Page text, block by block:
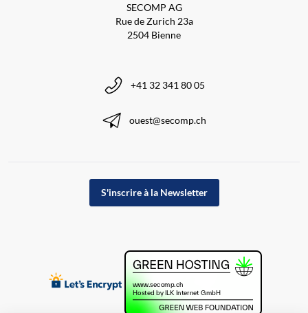
SECOMP AG
Rue de Zurich 23a
2504 Bienne
+41 32 341 80 05
ouest@secomp.ch
S'inscrire à la Newsletter